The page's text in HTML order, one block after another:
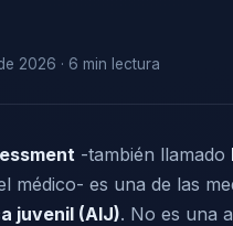
2026 · 6 min lectura
-también llamado
médico- es una de las
juvenil (AIJ). No es una